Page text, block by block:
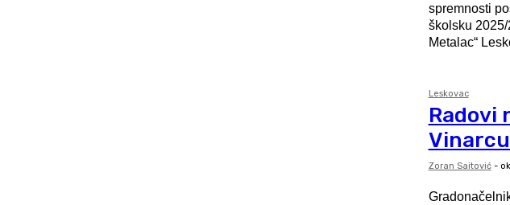
spremnosti
školsku 2025/2026 godinu. U
Metalac“
Leskovac
Radovi
Zoran Saitović -